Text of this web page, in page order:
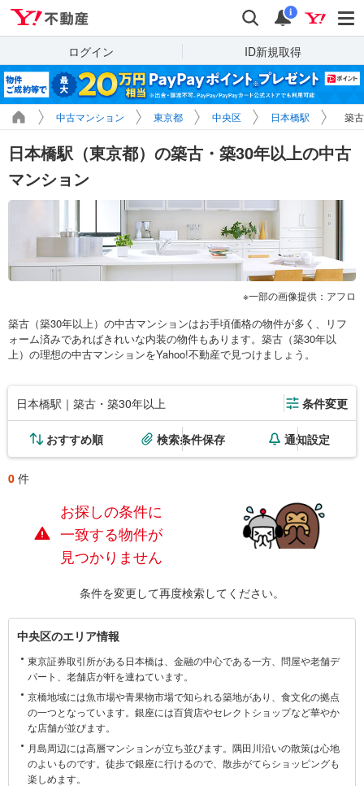
検索 通知
i
ログイン ID新規取得
中古マンション 東京都 中央区 日本橋駅 築
日本橋駅（東京都）の築古・築30年以上の中古
マンション
一部の画像提供：アフロ
築古（築30年以上）の中古マンションはお手頃価格の物件が多く、リフ
ォーム済みであればきれいな内装の物件もあります。築古（築30年以
上）の理想の中古マンションをYahoo!不動産で見つけましょう。
日本橋駅｜築古・築30年以上 条件変更
おすすめ順 検索条件保存 通知設定
0 件
お探しの条件に
一致する物件が
見つかりません
条件を変更して再度検索してください。
中
央
区
に
関
す
る
情
報
中央区のエリア情報
東京証券取引所がある日本橋は、金融の中心である一方、問屋や老舗デ
パート、老舗店が軒を連ねています。
京橋地域には魚市場や青果物市場で知られる築地があり、食文化の拠点
の一つとなっています。銀座には百貨店やセレクトショップなど華やか
な店舗が並びます。
月島周辺には高層マンションが立ち並びます。隅田川沿いの散策は心地
のよいものです。徒歩で銀座に行けるので、散歩がてらショッピングも
楽しめます。